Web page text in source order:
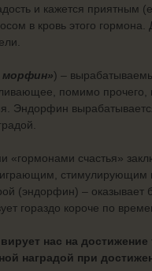
и кажется приятным
в кровь этого
морфин») –
помимо
Эндорфин
«гормонами счастья»
стимулирующим
(эндорфин) –
гораздо короче по
нас на
наградой при